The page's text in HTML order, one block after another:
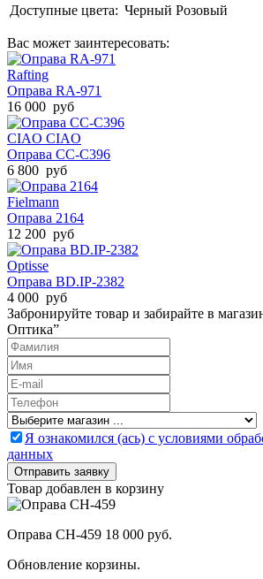
Доступные цвета: Черный Розовый
Вас может заинтересовать:
Rafting
Оправа RA-971
16 000 руб
CIAO CIAO
Оправа CC-C396
6 800 руб
Fielmann
Оправа 2164
12 200 руб
Optisse
Оправа BD.IP-2382
4 000 руб
Забронируйте товар и забирайте в
Оптика”
Я ознакомился (ась) с условиями
данных
Товар добавлен в корзину
Оправа CH-459 18 000 руб.
Обновление корзины.